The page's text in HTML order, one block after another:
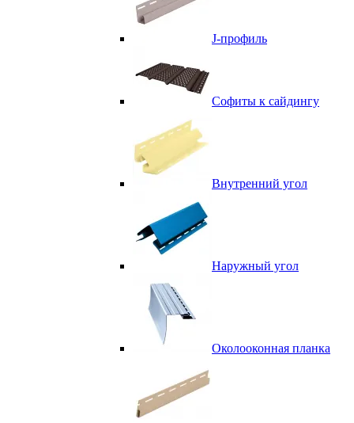
J-профиль
Софиты к сайдингу
Внутренний угол
Наружный угол
Околооконная планка